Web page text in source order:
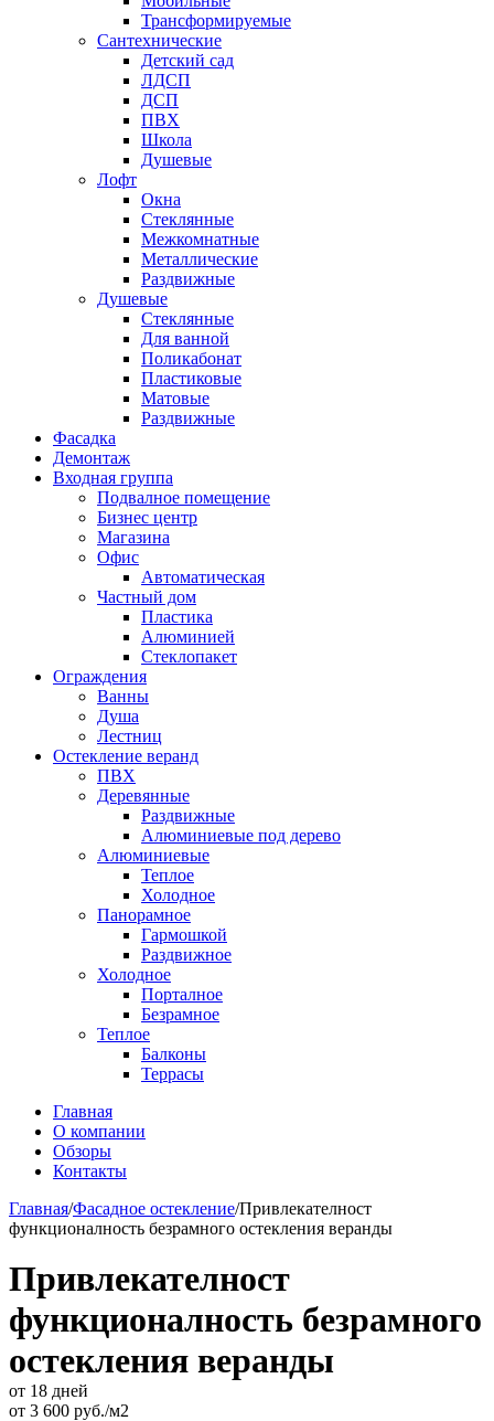
Трансформируемые
Сантехнические
Детский сад
ЛДСП
ДСП
ПВХ
Школа
Душевые
Лофт
Окна
Стеклянные
Межкомнатные
Металлические
Раздвижные
Душевые
Стеклянные
Для ванной
Поликабонат
Пластиковые
Матовые
Раздвижные
Фасадка
Демонтаж
Входная группа
Подвалное помещение
Бизнес центр
Магазина
Офис
Автоматическая
Частный дом
Пластика
Алюминией
Стеклопакет
Ограждения
Ванны
Душа
Лестниц
Остекление веранд
ПВХ
Деревянные
Раздвижные
Алюминиевые под дерево
Алюминиевые
Теплое
Холодное
Панорамное
Гармошкой
Раздвижное
Холодное
Порталное
Безрамное
Теплое
Балконы
Террасы
Главная
О компании
Обзоры
Контакты
Главная/Фасадное остекление/Привлекателност
функционалность безрамного остекления веранды
Привлекателност
функционалность безрамного
остекления веранды
от 18 дней
от 3 600 руб./м2